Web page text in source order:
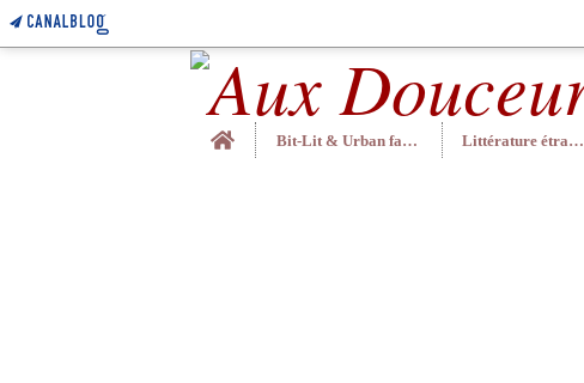
Home
Bit-Lit & Urban fantasy Littérature étrangère